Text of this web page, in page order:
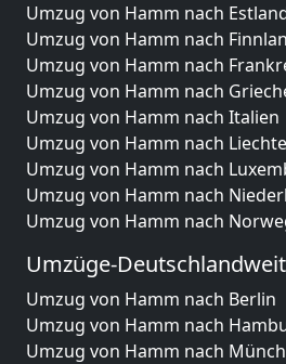
Umzug von Hamm nach
Umzug von Hamm nach
Umzug von Hamm nach
Umzug von Hamm nach
Umzug von Hamm nach Italien
Umzug von Hamm nach
Umzug von Hamm nach
Umzug von Hamm nach
Umzug von Hamm nach
Umzüge-Deutschlandweit
Umzug von Hamm nach Berlin
Umzug von Hamm nach
Umzug von Hamm nach